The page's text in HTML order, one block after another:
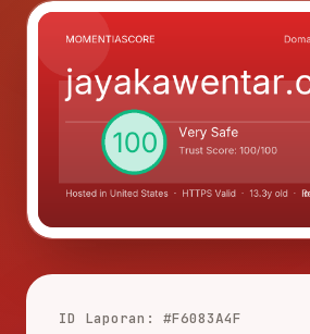
ID Laporan: #F6083A4F